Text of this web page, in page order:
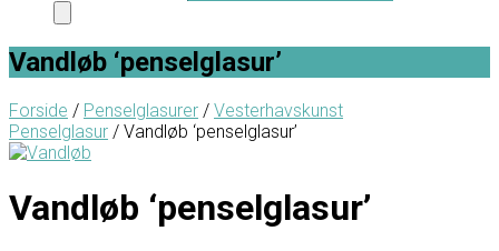
Vandløb ‘penselglasur’
Forside / Penselglasurer / Vesterhavskunst
Penselglasur / Vandløb ‘penselglasur’
Vandløb ‘penselglasur’